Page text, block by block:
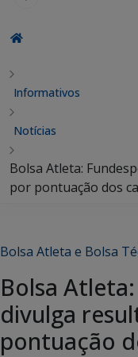
Informativos
Notícias
Bolsa Atleta:
por pontuação dos
Bolsa Atleta e Bolsa
Bolsa
divulga
pontuação